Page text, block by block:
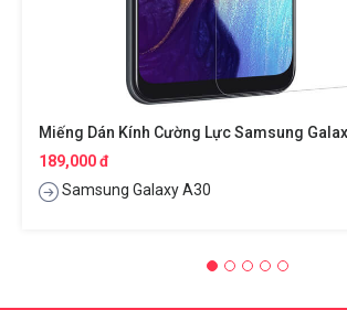
189,000 đ
Samsung Galaxy A30